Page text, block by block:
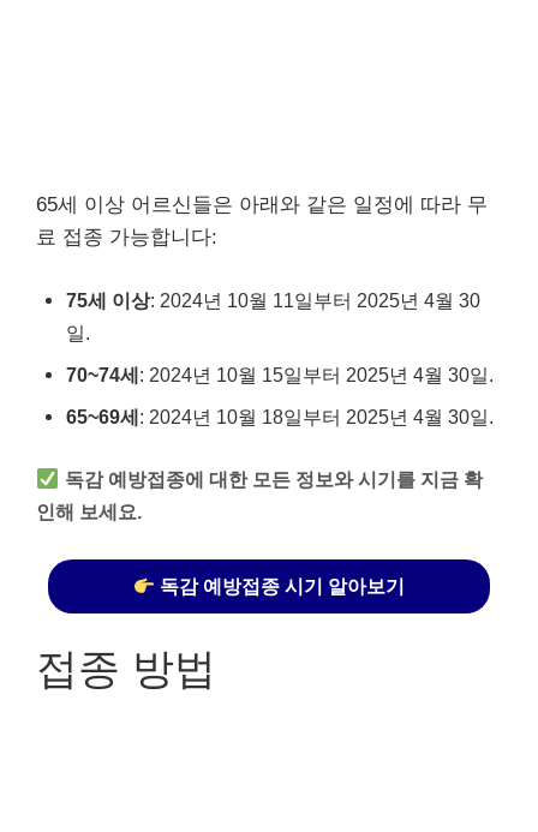
65세 이상 어르신들은 아래와 같은 일정에 따라 무
료 접종 가능합니다:
75세 이상: 2024년 10월 11일부터 2025년 4월 30
일.
70~74세: 2024년 10월 15일부터 2025년 4월 30일.
65~69세: 2024년 10월 18일부터 2025년 4월 30일.
독감 예방접종에 대한 모든 정보와 시기를 지금 확
인해 보세요.
독감 예방접종 시기 알아보기
접종 방법